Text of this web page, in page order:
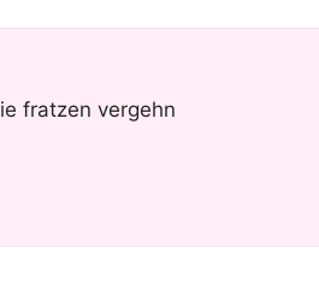
fratzen vergehn